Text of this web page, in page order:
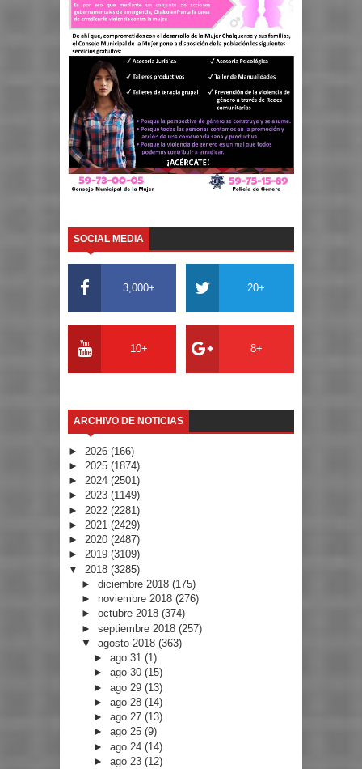
SOCIAL MEDIA
3,000+ 20+
10+ 8+
ARCHIVO DE NOTICIAS
► 2026 (166)
► 2025 (1874)
► 2024 (2501)
► 2023 (1149)
► 2022 (2281)
► 2021 (2429)
► 2020 (2487)
► 2019 (3109)
▼ 2018 (3285)
► diciembre 2018 (175)
► noviembre 2018 (276)
► octubre 2018 (374)
► septiembre 2018 (257)
▼ agosto 2018 (363)
►ago 31(1)
►ago 30(15)
►ago 29(13)
►ago 28(14)
►ago 27(13)
►ago 25(9)
►ago 24(14)
►ago 23(12)